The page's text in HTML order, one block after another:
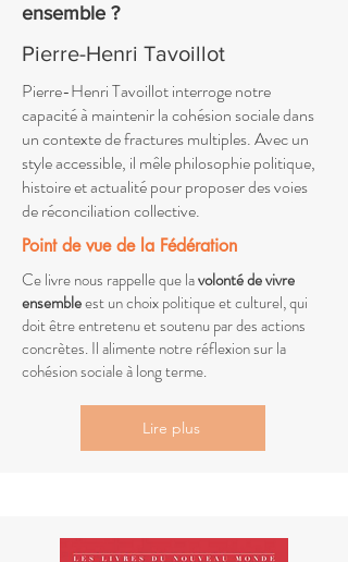
ensemble ?
Pierre-Henri Tavoillot
Pierre-Henri Tavoillot interroge notre
capacité à maintenir la cohésion sociale dans
un contexte de fractures multiples. Avec un
style accessible, il mêle philosophie politique,
histoire et actualité pour proposer des voies
de réconciliation collective.
Point de vue de la Fédération
Ce livre nous rappelle que lavolonté de vivre
ensembleest un choix politique et culturel, qui
doit être entretenu et soutenu par des actions
concrètes. Il alimente notre réflexion sur la
cohésion sociale à long terme.
Lire plus